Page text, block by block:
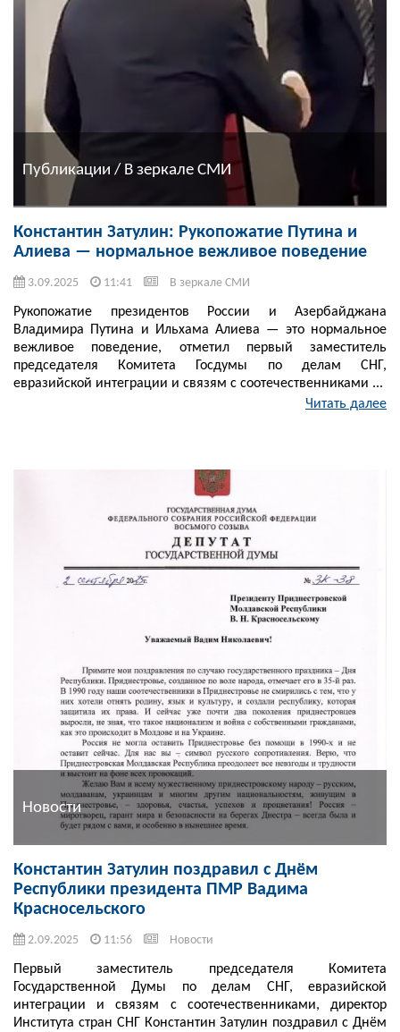
Публикации / В зеркале СМИ
Константин Затулин: Рукопожатие Путина и
Алиева — нормальное вежливое поведение
3.09.2025 11:41 В зеркале СМИ
Рукопожатие президентов России и Азербайджана
Владимира Путина и Ильхама Алиева — это нормальное
вежливое поведение, отметил первый заместитель
председателя Комитета Госдумы по делам СНГ,
евразийской интеграции и связям с соотечественниками ...
Читать далее
Новости
Константин Затулин поздравил с Днём
Республики президента ПМР Вадима
Красносельского
2.09.2025 11:56 Новости
Первый заместитель председателя Комитета
Государственной Думы по делам СНГ, евразийской
интеграции и связям с соотечественниками, директор
Института стран СНГ Константин Затулин поздравил с Днём